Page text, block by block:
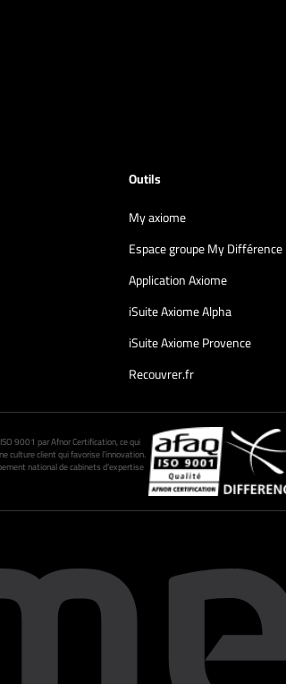
Outils
My axiome
Espace groupe My Différence
Application Axiome
iSuite Axiome Alpha
iSuite Axiome Provence
Recouvrer.fr
9001 par Afnor Certification, ce qui
culture client qui favorise l’innovation.
national de cabinets d’expertise